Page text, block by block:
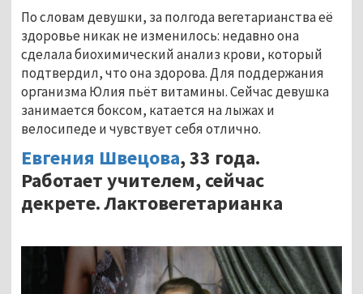
По словам девушки, за полгода вегетарианства её
здоровье никак не изменилось: недавно она
сделала биохимический анализ крови, который
подтвердил, что она здорова. Для поддержания
организма Юлия пьёт витамины. Сейчас девушка
занимается боксом, катается на лыжах и
велосипеде и чувствует себя отлично.
Евгения Швецова, 33 года.
Работает учителем, сейчас
декрете. Лактовегетарианка